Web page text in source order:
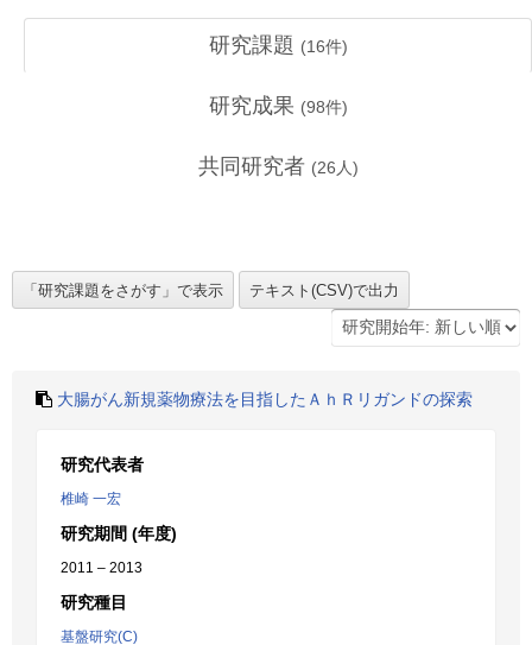
研究課題 (16件)
研究成果 (98件)
共同研究者 (26 人)
大腸がん新規薬物療法を目指したＡｈＲリガンドの探索
研究代表者
椎崎 一宏
研究期間 (年度)
2011 – 2013
研究種目
基盤研究(C)